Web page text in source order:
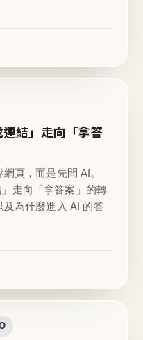
結」走向「拿答
頁，而是先問 AI。
走向「拿答案」的轉
為什麼進入 AI 的答